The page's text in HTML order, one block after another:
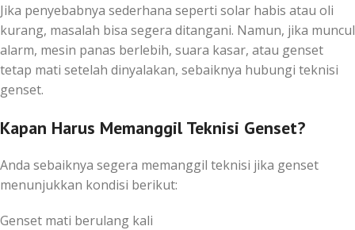
Jika penyebabnya sederhana seperti solar habis atau oli
kurang, masalah bisa segera ditangani. Namun, jika muncul
alarm, mesin panas berlebih, suara kasar, atau genset
tetap mati setelah dinyalakan, sebaiknya hubungi teknisi
genset.
Kapan Harus Memanggil Teknisi Genset?
Anda sebaiknya segera memanggil teknisi jika genset
menunjukkan kondisi berikut:
Genset mati berulang kali